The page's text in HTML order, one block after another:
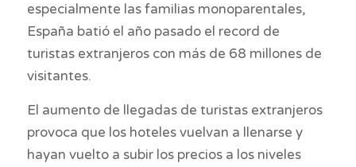
especialmente las familias monoparentales,
España batió el año pasado el record de
turistas extranjeros con más de 68 millones de
visitantes.
El aumento de llegadas de turistas extranjeros
provoca que los hoteles vuelvan a llenarse y
hayan vuelto a subir los precios a los niveles